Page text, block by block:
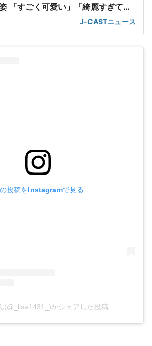
「すごく可愛い」「綺麗すぎて
J-CASTニュース
投稿をInstagramで見る
(@_lisa1431_)がシェアした投稿